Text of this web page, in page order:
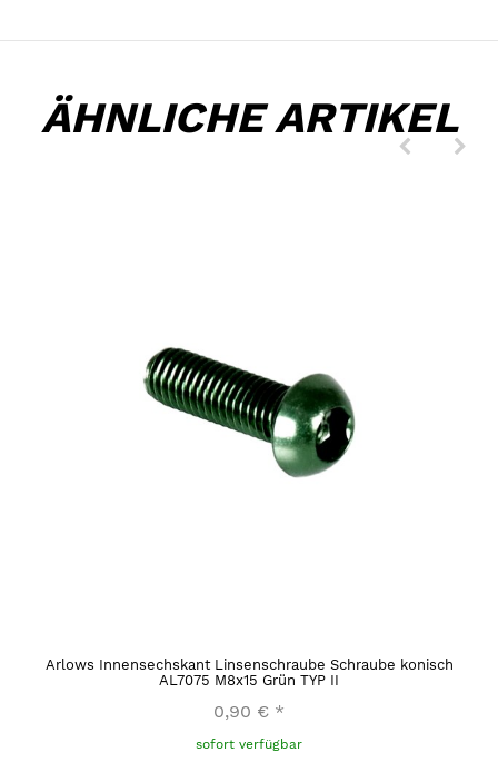
ÄHNLICHE ARTIKEL
Arlows Innensechskant Linsenschraube Schraube konisch
AL7075 M8x15 Grün TYP II
0,90 € *
sofort verfügbar